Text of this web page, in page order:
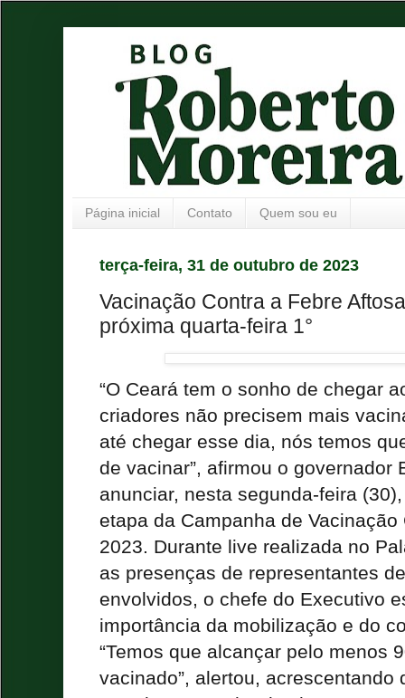
Página inicial Contato Quem sou eu
terça-feira, 31 de outubro de 2023
Vacinação Contra a Febre
próxima quarta-feira 1°
“O Ceará tem o sonho de chegar
criadores não precisem mais
até chegar esse dia, nós temos
de vacinar”, afirmou o governador
anunciar, nesta segunda-feira
etapa da Campanha de
2023. Durante live realizada no
as presenças de representantes
envolvidos, o chefe do Executivo
importância da mobilização e do
“Temos que alcançar pelo menos
vacinado”, alertou, acrescentando